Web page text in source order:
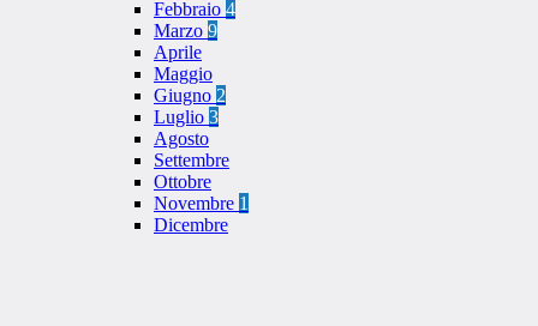
Febbraio 4
Marzo 9
Aprile
Maggio
Giugno 2
Luglio 3
Agosto
Settembre
Ottobre
Novembre 1
Dicembre